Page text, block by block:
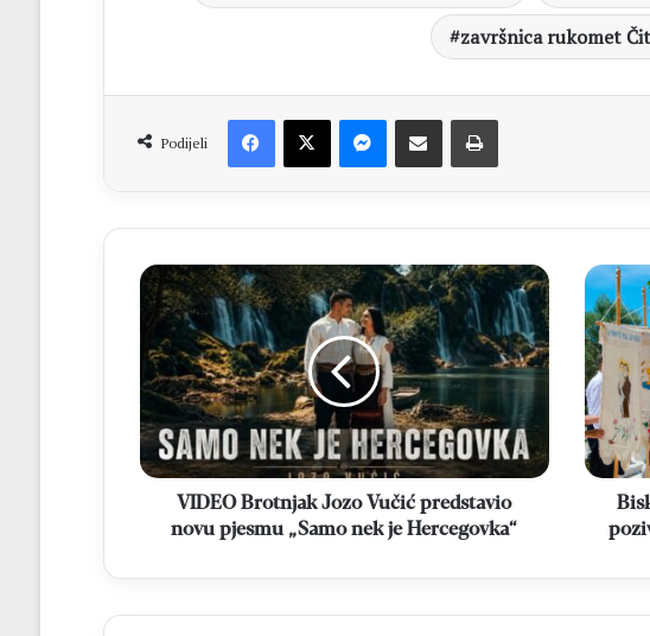
završnica rukomet
Podijeli
Facebook
X MessengerDijeli putem Emaila Printaj
VIDEO
Brotnjak
Jozo
Vučić
predstavio
novu
pjesmu
„Samo
nek
Hercegovka“
VIDEO Brotnjak Jozo Vučić predstavio
novu pjesmu „Samo nek je Hercegovka“
Biskup
Palić
na
Humcu:
"Sveti
Ante
nas
poziva
na
čvrstoću
vjere,
na